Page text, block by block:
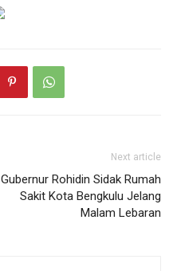
Next article
Gubernur Rohidin Sidak Rumah
Sakit Kota Bengkulu Jelang
Malam Lebaran